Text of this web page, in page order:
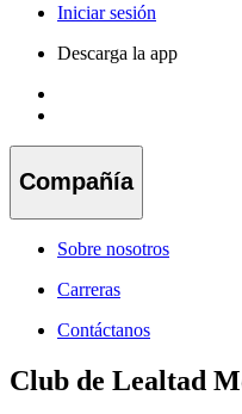
Iniciar sesión
Descarga la app
Compañía
Sobre nosotros
Carreras
Contáctanos
Club de Lealtad